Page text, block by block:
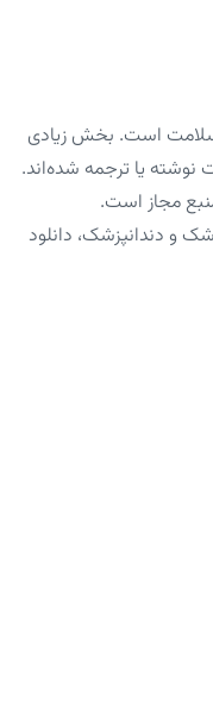
است. بخش زیادی
یا ترجمه شده‌اند.
مجاز است.
و دندانپزشک، دانلود